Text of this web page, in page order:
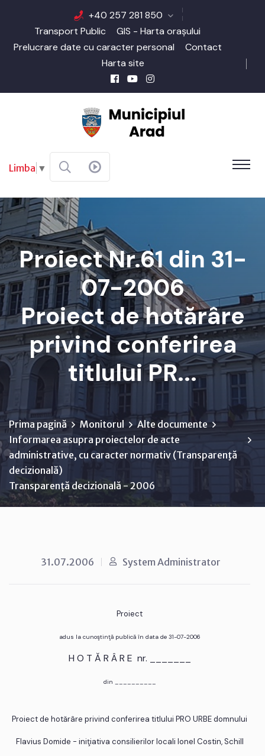
+40 257 281 850
Transport Public
GIS - Harta orașului
Prelucrare date cu caracter personal
Contact
Harta site
Limba ▼
Proiect Nr.61 din 31-
07-2006
Proiect de hotărâre
privind conferirea
titlului PR...
Prima pagină Monitorul
Alte documente
Informarea asupra proiectelor de acte
administrative, cu caracter normativ (Transparenţă
decizională)
Transparență decizională - 2006
31.07.2006 System Administrator
Proiect
adus la cunoştinţă publică în data de 31-07-2006
H O T Ă R Â R E nr. _______
din __________
Proiect de hotărâre privind conferirea titlului PRO URBE domnului
Flavius Domide - iniţiativa consilierilor locali Ionel Costin, Schill